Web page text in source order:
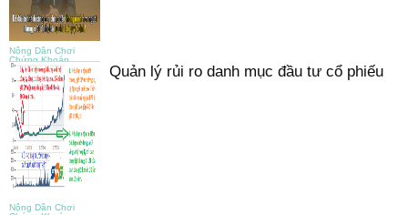
Nông Dân Chơi
Chứng Khoán
Nông Dân Chơi
Quản lý rủi ro danh mục đầu tư cổ phiếu